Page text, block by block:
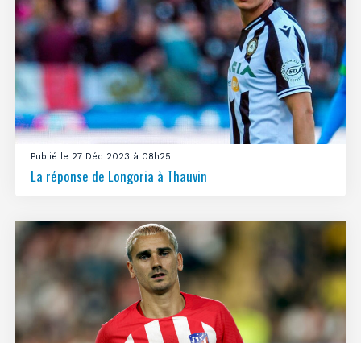
Publié le 27 Déc 2023 à 08h25
La réponse de Longoria à Thauvin